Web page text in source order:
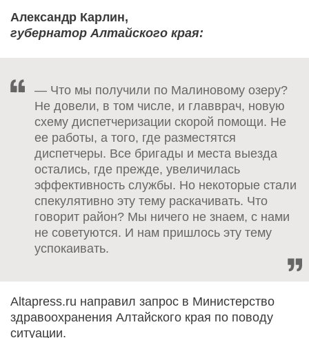
Александр Карлин,
губернатор Алтайского края:
— Что мы получили по Малиновому озеру?
Не довели, в том числе, и главврач, новую
схему диспетчеризации скорой помощи. Не
ее работы, а того, где разместятся
диспетчеры. Все бригады и места выезда
остались, где прежде, увеличилась
эффективность службы. Но некоторые стали
спекулятивно эту тему раскачивать. Что
говорит район? Мы ничего не знаем, с нами
не советуются. И нам пришлось эту тему
успокаивать.
Altapress.ru направил запрос в Министерство
здравоохранения Алтайского края по поводу
ситуации.